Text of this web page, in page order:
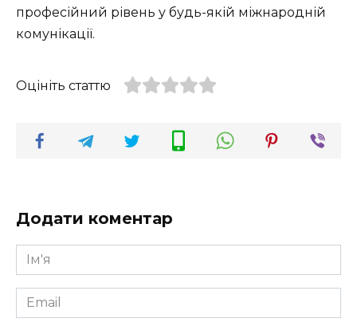
професійний рівень у будь-якій міжнародній
комунікації.
Оцініть статтю
Додати коментар
Ім'я
*
Email
*